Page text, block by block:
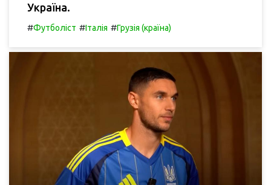
Україна.
#Футболіст #Італія #Грузія (країна)